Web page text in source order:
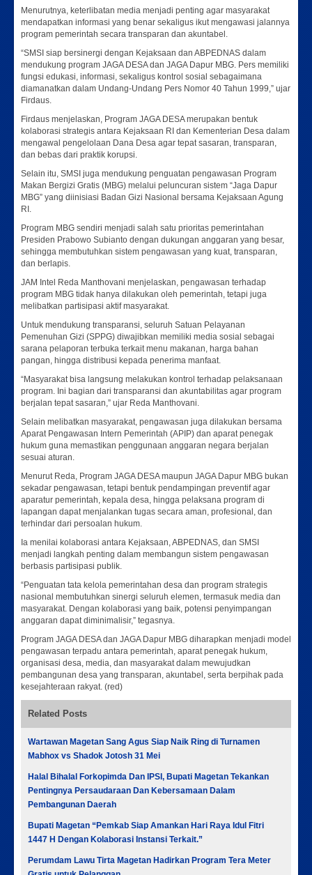
Menurutnya, keterlibatan media menjadi penting agar masyarakat
mendapatkan informasi yang benar sekaligus ikut mengawasi jalannya
program pemerintah secara transparan dan akuntabel.
“SMSI siap bersinergi dengan Kejaksaan dan ABPEDNAS dalam
mendukung program JAGA DESA dan JAGA Dapur MBG. Pers memiliki
fungsi edukasi, informasi, sekaligus kontrol sosial sebagaimana
diamanatkan dalam Undang-Undang Pers Nomor 40 Tahun 1999,” ujar
Firdaus.
Firdaus menjelaskan, Program JAGA DESA merupakan bentuk
kolaborasi strategis antara Kejaksaan RI dan Kementerian Desa dalam
mengawal pengelolaan Dana Desa agar tepat sasaran, transparan,
dan bebas dari praktik korupsi.
Selain itu, SMSI juga mendukung penguatan pengawasan Program
Makan Bergizi Gratis (MBG) melalui peluncuran sistem “Jaga Dapur
MBG” yang diinisiasi Badan Gizi Nasional bersama Kejaksaan Agung
RI.
Program MBG sendiri menjadi salah satu prioritas pemerintahan
Presiden Prabowo Subianto dengan dukungan anggaran yang besar,
sehingga membutuhkan sistem pengawasan yang kuat, transparan,
dan berlapis.
JAM Intel Reda Manthovani menjelaskan, pengawasan terhadap
program MBG tidak hanya dilakukan oleh pemerintah, tetapi juga
melibatkan partisipasi aktif masyarakat.
Untuk mendukung transparansi, seluruh Satuan Pelayanan
Pemenuhan Gizi (SPPG) diwajibkan memiliki media sosial sebagai
sarana pelaporan terbuka terkait menu makanan, harga bahan
pangan, hingga distribusi kepada penerima manfaat.
“Masyarakat bisa langsung melakukan kontrol terhadap pelaksanaan
program. Ini bagian dari transparansi dan akuntabilitas agar program
berjalan tepat sasaran,” ujar Reda Manthovani.
Selain melibatkan masyarakat, pengawasan juga dilakukan bersama
Aparat Pengawasan Intern Pemerintah (APIP) dan aparat penegak
hukum guna memastikan penggunaan anggaran negara berjalan
sesuai aturan.
Menurut Reda, Program JAGA DESA maupun JAGA Dapur MBG bukan
sekadar pengawasan, tetapi bentuk pendampingan preventif agar
aparatur pemerintah, kepala desa, hingga pelaksana program di
lapangan dapat menjalankan tugas secara aman, profesional, dan
terhindar dari persoalan hukum.
Ia menilai kolaborasi antara Kejaksaan, ABPEDNAS, dan SMSI
menjadi langkah penting dalam membangun sistem pengawasan
berbasis partisipasi publik.
“Penguatan tata kelola pemerintahan desa dan program strategis
nasional membutuhkan sinergi seluruh elemen, termasuk media dan
masyarakat. Dengan kolaborasi yang baik, potensi penyimpangan
anggaran dapat diminimalisir,” tegasnya.
Program JAGA DESA dan JAGA Dapur MBG diharapkan menjadi model
pengawasan terpadu antara pemerintah, aparat penegak hukum,
organisasi desa, media, dan masyarakat dalam mewujudkan
pembangunan desa yang transparan, akuntabel, serta berpihak pada
kesejahteraan rakyat. (red)
Related Posts
Wartawan Magetan Sang Agus Siap Naik Ring di Turnamen
Mabhox vs Shadok Jotosh 31 Mei
Halal Bihalal Forkopimda Dan IPSI, Bupati Magetan Tekankan
Pentingnya Persaudaraan Dan Kebersamaan Dalam
Pembangunan Daerah
Bupati Magetan “Pemkab Siap Amankan Hari Raya Idul Fitri
1447 H Dengan Kolaborasi Instansi Terkait.”
Perumdam Lawu Tirta Magetan Hadirkan Program Tera Meter